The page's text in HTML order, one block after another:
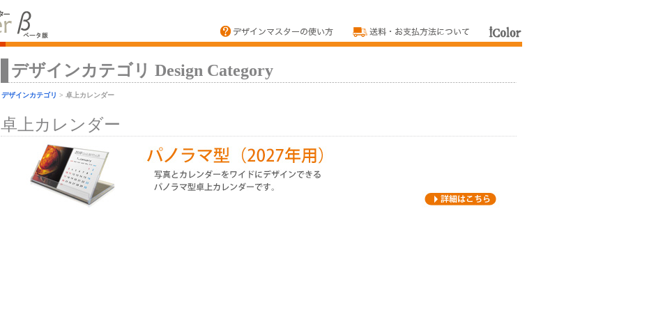
デザインカテゴリ Design Category
デザインカテゴリ > 卓上カレンダー
卓上カレンダー